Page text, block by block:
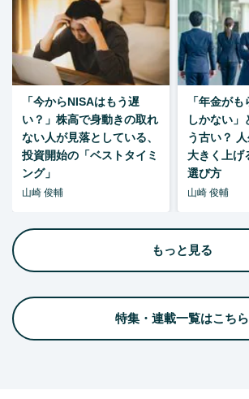
「今からNISAはもう遅
い？」株高で身動きの取れ
ない人が見落としている、
投資開始の「ベストタイミ
ング」
山崎 俊輔
「年金が
しかない」
う古い？
大きく上げ
選び方
山崎 俊輔
もっと見る
特集・連載一覧はこちら